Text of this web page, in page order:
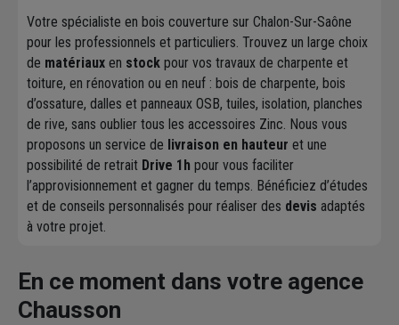
Votre spécialiste en bois couverture sur Chalon-Sur-Saône
pour les professionnels et particuliers. Trouvez un large choix
de matériaux en stock pour vos travaux de charpente et
toiture, en rénovation ou en neuf : bois de charpente, bois
d’ossature, dalles et panneaux OSB, tuiles, isolation, planches
de rive, sans oublier tous les accessoires Zinc. Nous vous
proposons un service de livraison en hauteur et une
possibilité de retrait Drive 1h pour vous faciliter
l’approvisionnement et gagner du temps. Bénéficiez d’études
et de conseils personnalisés pour réaliser des devis adaptés
à votre projet.
En ce moment dans votre agence
Chausson